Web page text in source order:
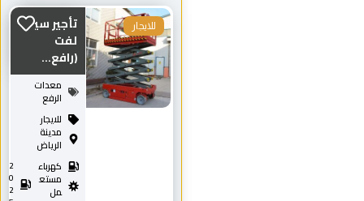
تأجير سيزر
لفت
(رافع...
معدات
الرفع
للايجار
مدينة
الرياض
كهرباء
مستع
مل
0
2
للايجار